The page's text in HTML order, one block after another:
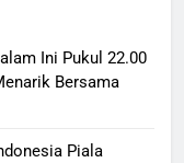
Ini Pukul 22.00
Bersama
Piala